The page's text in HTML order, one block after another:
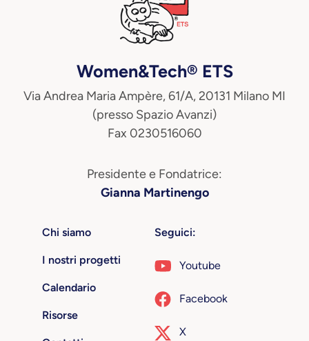
Women&Tech® ETS
Via Andrea Maria Ampère, 61/A, 20131 Milano MI
(presso Spazio Avanzi)
Fax 0230516060
Presidente e Fondatrice:
Gianna Martinengo
Chi siamo
I nostri progetti
Calendario
Risorse
Seguici:
Youtube
Facebook
X